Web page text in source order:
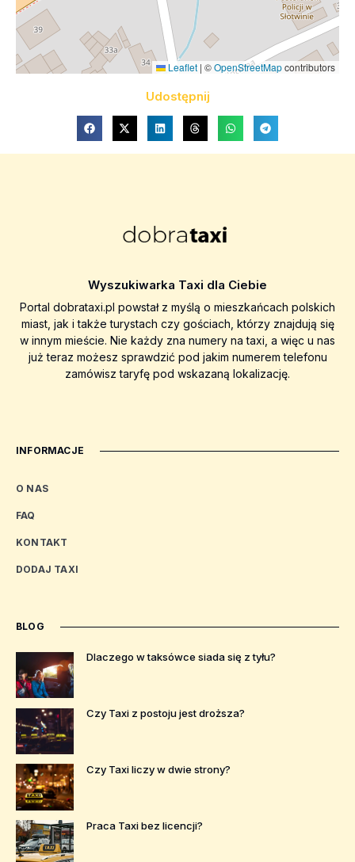
Leaflet | ©OpenStreetMapcontributors
Udostępnij
Wyszukiwarka Taxi dla Ciebie
Portal dobrataxi.pl powstał z myślą o mieszkańcach polskich
miast, jak i także turystach czy gościach, którzy znajdują się
w innym mieście. Nie każdy zna numery na taxi, a więc u nas
już teraz możesz sprawdzić pod jakim numerem telefonu
zamówisz taryfę pod wskazaną lokalizację.
INFORMACJE
O NAS
FAQ
KONTAKT
DODAJ TAXI
BLOG
Dlaczego w taksówce siada się z tyłu?
Czy Taxi z postoju jest droższa?
Czy Taxi liczy w dwie strony?
Praca Taxi bez licencji?